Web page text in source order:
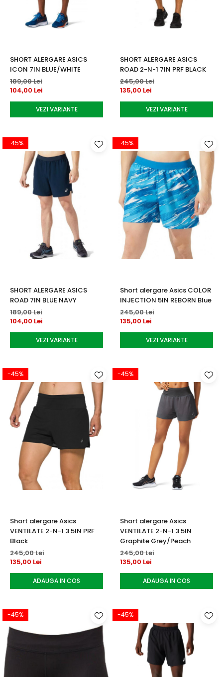
Accesorii tenis
Gripuri & overgripuri
Testeaza rachete
SHORT ALERGARE ASICS
ICON 7IN BLUE/WHITE
189,00 Lei
104,00 Lei
VEZI VARIANTE
SHORT ALERGARE ASICS
ROAD 2-N-1 7IN PRF BLACK
245,00 Lei
135,00 Lei
VEZI VARIANTE
-45%
SHORT ALERGARE ASICS
ROAD 7IN BLUE NAVY
189,00 Lei
104,00 Lei
VEZI VARIANTE
-45%
Short alergare Asics COLOR
INJECTION 5IN REBORN Blue
245,00 Lei
135,00 Lei
VEZI VARIANTE
-45%
Short alergare Asics
VENTILATE 2-N-1 3.5IN PRF
Black
245,00 Lei
135,00 Lei
ADAUGA IN COS
-45%
Short alergare Asics
VENTILATE 2-N-1 3.5IN
Graphite Grey/Peach
245,00 Lei
135,00 Lei
ADAUGA IN COS
-45% -45%